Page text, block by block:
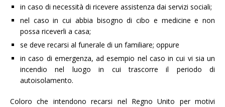
in caso di necessità di ricevere assistenza dai servizi sociali;
nel caso in cui abbia bisogno di cibo e medicine e non
possa riceverli a casa;
se deve recarsi al funerale di un familiare; oppure
in caso di emergenza, ad esempio nel caso in cui vi sia un
incendio nel luogo in cui trascorre il periodo di
autoisolamento.
Coloro che intendono recarsi nel Regno Unito per motivi